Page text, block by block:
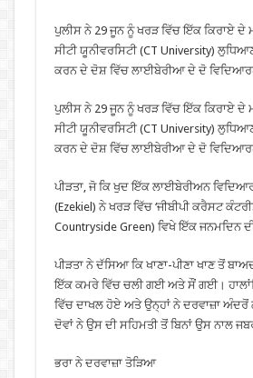
ਪੁਲੀਸ ਨੇ 29 ਜੂਨ ਨੂੰ ਖਰੜ ਵਿੱਚ ਇੱਕ ਕਿਰਾਏ ਦੇ
ਸੀਟੀ ਯੂਨੀਵਰਸਿਟੀ (CT University)
ਕਰਨ ਦੇ ਦੋਸ਼ ਵਿੱਚ ਲਾਈਬੇਰੀਆ ਦੇ ਦੋ
ਪੁਲੀਸ ਨੇ 29 ਜੂਨ ਨੂੰ ਖਰੜ ਵਿੱਚ ਇੱਕ ਕਿਰਾਏ ਦੇ
ਸੀਟੀ ਯੂਨੀਵਰਸਿਟੀ (CT University)
ਕਰਨ ਦੇ ਦੋਸ਼ ਵਿੱਚ ਲਾਈਬੇਰੀਆ ਦੇ ਦੋ
ਪੀੜਤਾ, ਜੋ ਕਿ ਖੁਦ ਇੱਕ ਲਾਈਬੇਰੀਅਨ
(Ezekiel) ਨੇ ਖਰੜ ਵਿੱਚ ‘ਜੀਬੀਪੀ ਕਰੈਸਟ
Countryside Green) ਵਿਖੇ ਇੱਕ ਜਨਮਦਿਨ
ਪੀੜਤਾ ਨੇ ਦੱਸਿਆ ਕਿ ਖਾਣਾ-ਪੀਣਾ ਖਾਣ ਤੋਂ
ਇੱਕ ਕਮਰੇ ਵਿੱਚ ਚਲੀ ਗਈ ਅਤੇ ਸੌਂ ਗਈ।
ਵਿੱਚ ਦਾਖਲ ਹੋਏ ਅਤੇ ਉਨ੍ਹਾਂ ਨੇ ਦਰਵਾਜ਼ਾ
ਦੋਵਾਂ ਨੇ ਉਸ ਦੀ ਸਹਿਮਤੀ ਤੋਂ ਬਿਨਾਂ ਉਸ ਨਾਲ
ਭਰਾ ਨੇ ਦਰਵਾਜ਼ਾ ਤੋੜਿਆ